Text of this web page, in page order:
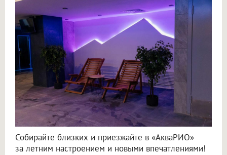
Собирайте близких и приезжайте в «АкваРИО»
за летним настроением и новыми впечатлениями!